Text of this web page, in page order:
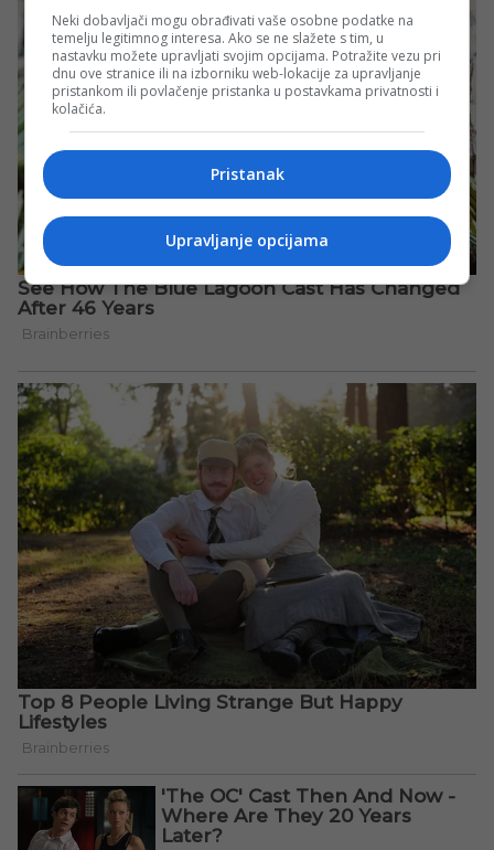
Neki dobavljači mogu obrađivati vaše osobne podatke na
temelju legitimnog interesa. Ako se ne slažete s tim, u
nastavku možete upravljati svojim opcijama. Potražite vezu pri
dnu ove stranice ili na izborniku web-lokacije za upravljanje
pristankom ili povlačenje pristanka u postavkama privatnosti i
kolačića.
Pristanak
Upravljanje opcijama